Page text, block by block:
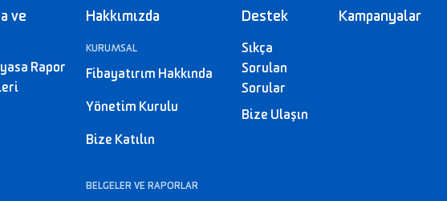
ve
Rapor
Hakkımızda
KURUMSAL
Fibayatırım Hakkında
Yönetim Kurulu
Bize Katılın
BELGELER VE RAPORLAR
Destek
Sıkça
Sorulan
Sorular
Bize Ulaşın
Kampanyalar